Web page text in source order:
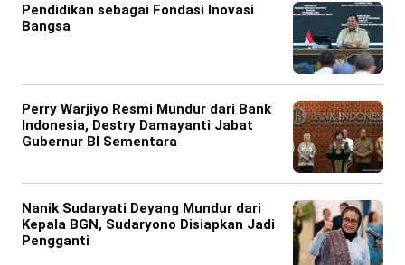
Pendidikan sebagai Fondasi Inovasi
Bangsa
Perry Warjiyo Resmi Mundur dari Bank
Indonesia, Destry Damayanti Jabat
Gubernur BI Sementara
Nanik Sudaryati Deyang Mundur dari
Kepala BGN, Sudaryono Disiapkan Jadi
Pengganti